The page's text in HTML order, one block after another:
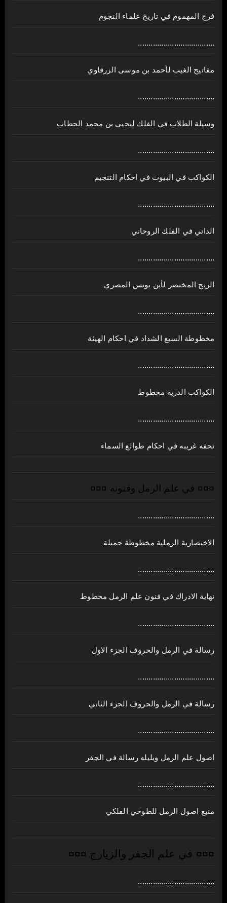
فرج المهموم في تاريخ علماء النجوم
....................................
مفاتيح الغيب لأحمد بن موسى الزرقاوي
....................................
وسيلة الطلاب في الفلك ليحيى بن محمد الحطاب
....................................
الكواكب في البيوت في احكام التنجيم
....................................
الداني في الفلك الروحاني
....................................
الزيج المختصر لأبن يونس المصري
....................................
مخطوطة السبع الشداد في احكام الهيئة
....................................
الكواكب الدرية مخطوط
....................................
تحفه غريبه في احكام طوالع السماء
¤¤¤ في علم الرمل وفنونه ¤¤¤
....................................
الاختصارية الرملية مخطوطة جميلة
....................................
نهاية الادراك في فنون علم الرمل مخطوط
....................................
رسالة في الرمل والحروف الجزء الاول
....................................
رسالة في الرمل والحروف الجزء الثاني
....................................
اصول علم الرمل ويليله رسالة في الجفر
....................................
منبع اصول الرمل للطوخي الفلكي
¤¤¤ في علم الجفر والزيارج ¤¤¤
....................................